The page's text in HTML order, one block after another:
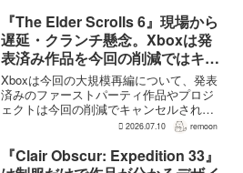
ると、シリーズディレクターの浜口直樹
氏がAU...
『The Elder Scrolls 6』現場から
遅延・クランチ懸念。Xboxは発
表済み作品を今回の削減ではキャ
ンセル対象外と説明
Xboxは今回の大規模再編について、発表
済みのファーストパーティ作品やプロジ
ェクトは今回の削減でキャンセルされな
いと説明している。ただ、その説明がそ
るわけではない。Xbox Wireに掲載された
Asha ...
2026.07.10 remoon
『Clair Obscur: Expedition 33』